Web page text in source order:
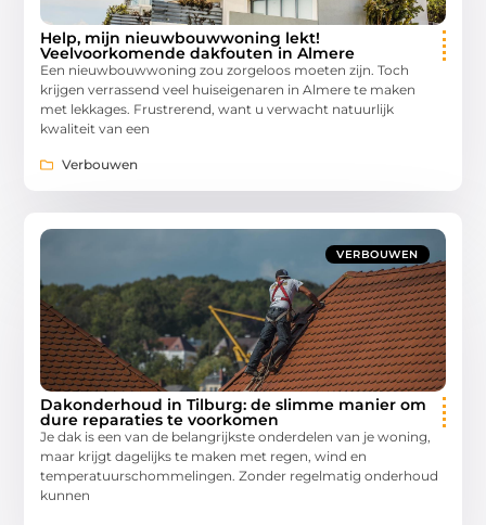
Help, mijn nieuwbouwwoning lekt!
Veelvoorkomende dakfouten in Almere
Een nieuwbouwwoning zou zorgeloos moeten zijn. Toch
krijgen verrassend veel huiseigenaren in Almere te maken
met lekkages. Frustrerend, want u verwacht natuurlijk
kwaliteit van een
Verbouwen
VERBOUWEN
Dakonderhoud in Tilburg: de slimme manier om
dure reparaties te voorkomen
Je dak is een van de belangrijkste onderdelen van je woning,
maar krijgt dagelijks te maken met regen, wind en
temperatuurschommelingen. Zonder regelmatig onderhoud
kunnen